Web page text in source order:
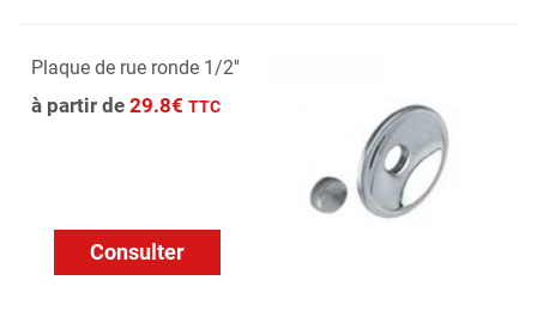
Plaque de rue ronde 1/2''
à partir de 29.8€ TTC
Consulter